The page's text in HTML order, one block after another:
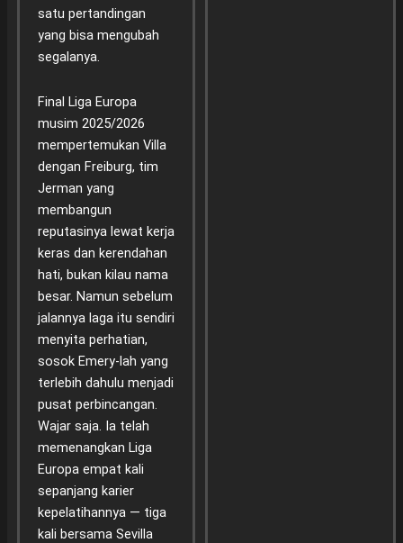
satu pertandingan
yang bisa mengubah
segalanya.
Final Liga Europa
musim 2025/2026
mempertemukan Villa
dengan Freiburg, tim
Jerman yang
membangun
reputasinya lewat kerja
keras dan kerendahan
hati, bukan kilau nama
besar. Namun sebelum
jalannya laga itu sendiri
menyita perhatian,
sosok Emery-lah yang
terlebih dahulu menjadi
pusat perbincangan.
Wajar saja. Ia telah
memenangkan Liga
Europa empat kali
sepanjang karier
kepelatihannya — tiga
kali bersama Sevilla